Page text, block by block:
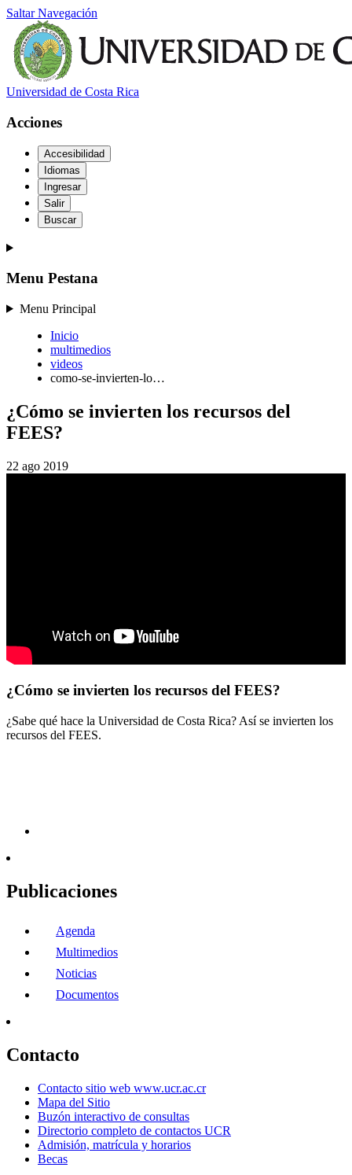
Saltar Navegación
Universidad de Costa Rica
Acciones
Accesibilidad
Idiomas
Ingresar
Salir
Buscar
Menu Pestana
Menu Principal
Inicio
multimedios
videos
como-se-invierten-lo…
¿Cómo se invierten los recursos del
FEES?
22 ago 2019
¿Cómo se invierten los recursos del FEES?
¿Sabe qué hace la Universidad de Costa Rica? Así se invierten los
recursos del FEES.
Publicaciones
Agenda
Multimedios
Noticias
Documentos
Contacto
Contacto sitio web www.ucr.ac.cr
Mapa del Sitio
Buzón interactivo de consultas
Directorio completo de contactos UCR
Admisión, matrícula y horarios
Becas